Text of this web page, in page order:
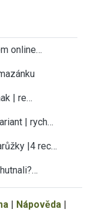
online…
| re…
| rych…
|4 rec…
| Nápověda|